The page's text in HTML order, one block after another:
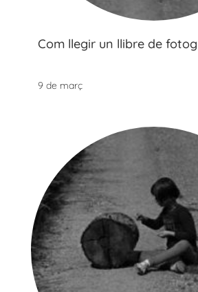
Com llegir un llibre de
9 de març